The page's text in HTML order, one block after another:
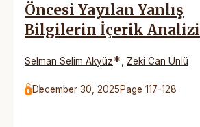
Öncesi Yayılan Yanlış
Bilgilerin İçerik Analizi
Selman Selim Akyüz* Zeki Can Ünlü
December 30, 2025Page 117-128